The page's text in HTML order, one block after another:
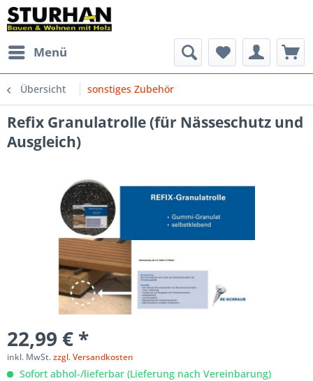
Menü
Übersicht sonstiges Zubehör
Refix Granulatrolle (für Nässeschutz und
Ausgleich)
22,99 € *
inkl. MwSt.zzgl. Versandkosten
Sofort abhol-/lieferbar (Lieferung nach Vereinbarung)